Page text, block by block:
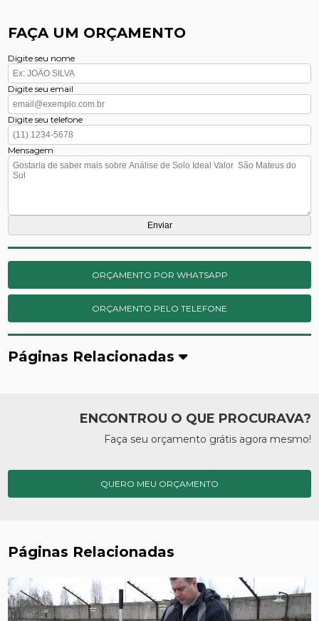
FAÇA UM ORÇAMENTO
Digite seu nome
Digite seu email
Digite seu telefone
Mensagem
ORÇAMENTO POR WHATSAPP
ORÇAMENTO PELO TELEFONE
Páginas Relacionadas
ENCONTROU O QUE PROCURAVA?
Faça seu orçamento grátis agora mesmo!
QUERO MEU ORÇAMENTO
Páginas Relacionadas